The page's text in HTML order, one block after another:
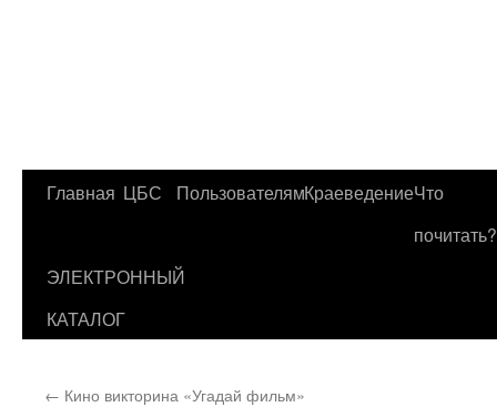
Перейти
содержимому
Главная ЦБС ПользователямКраеведениеЧто
почитать?
ЭЛЕКТРОННЫЙ
КАТАЛОГ
← Кино викторина «Угадай фильм»